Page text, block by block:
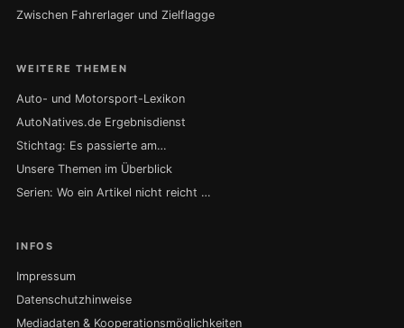
Zwischen Fahrerlager und Zielflagge
WEITERE THEMEN
Auto- und Motorsport-Lexikon
AutoNatives.de Ergebnisdienst
Stichtag: Es passierte am…
Unsere Themen im Überblick
Serien: Wo ein Artikel nicht reicht …
INFOS
Impressum
Datenschutzhinweise
Mediadaten & Kooperationsmöglichkeiten